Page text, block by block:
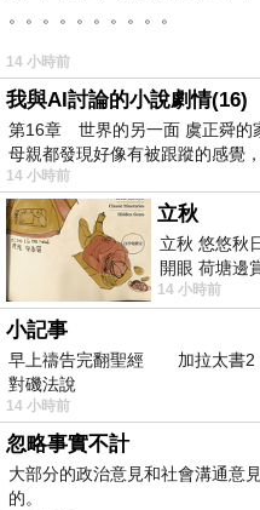
。。。。。。。。。。
14 小時前
我與AI討論的小說劇情(16)
第16章 世界的另一面 虞正舜的
母親都發現好像有被跟蹤的感覺
14 小時前
立秋
立秋 悠悠秋
開眼 荷塘邊
望 風中飄逸
14 小時前
小記事
早上禱告完翻聖經 加拉太書
對磯法說
14 小時前
忽略事實不計
大部分的政治意見和社會溝通意
的。